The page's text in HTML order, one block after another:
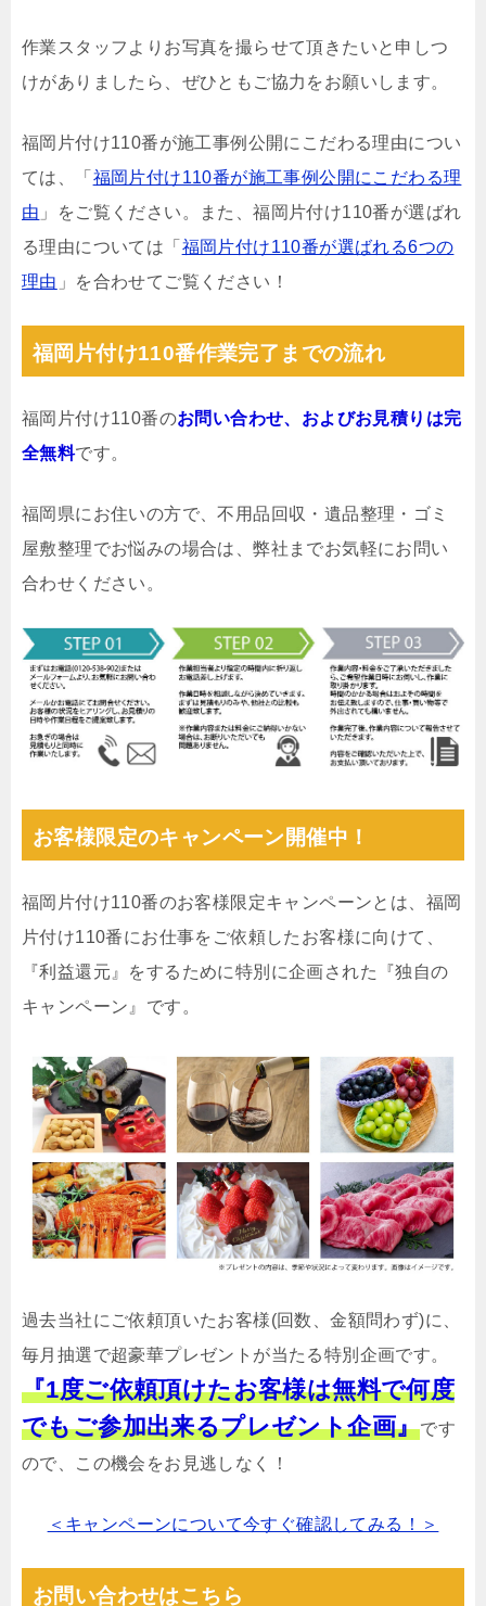
作業スタッフよりお写真を撮らせて頂きたいと申しつ
けがありましたら、ぜひともご協力をお願いします。
福岡片付け110番が施工事例公開にこだわる理由につい
ては、「 福岡片付け110番が施工事例公開にこだわる理
由 」をご覧ください。また、福岡片付け110番が選ばれ
る理由については「 福岡片付け110番が選ばれる6つの
理由 」を合わせてご覧ください！
福岡片付け110番作業完了までの流れ
福岡片付け110番のお問い合わせ、およびお見積りは完
全無料です。
福岡県にお住いの方で、不用品回収・遺品整理・ゴミ
屋敷整理でお悩みの場合は、弊社までお気軽にお問い
合わせください。
お客様限定のキャンペーン開催中！
福岡片付け110番のお客様限定キャンペーンとは、福岡
片付け110番にお仕事をご依頼したお客様に向けて、
『利益還元』をするために特別に企画された『独自の
キャンペーン』です。
過去当社にご依頼頂いたお客様(回数、金額問わず)に、
毎月抽選で超豪華プレゼントが当たる特別企画です。
『1度ご依頼頂けたお客様は無料で何度
でもご参加出来るプレゼント企画』です
ので、この機会をお見逃しなく！
＜キャンペーンについて今すぐ確認してみる！＞
お問い合わせはこちら